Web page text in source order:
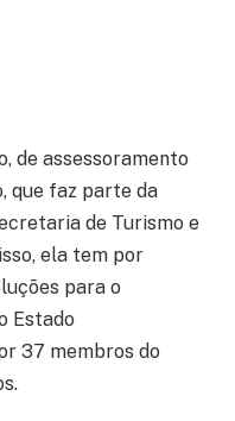
de assessoramento
que faz parte da
de Turismo e
ela tem por
para o
Estado
37 membros do